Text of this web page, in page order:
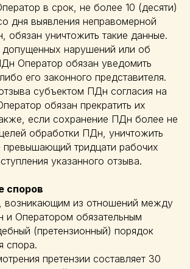
в срок, не более 10 (десяти)
дня выявления неправомерной
обязан уничтожить такие данные.
допущенных нарушений или об
Оператор обязан уведомить
его законного представителя.
субъектом ПДн согласия на
обязан прекратить их
если сохранение ПДн более не
обработки ПДн, уничтожить
тридцати рабочих
указанного отзыва.
споров
возникающим из отношений между
и Оператором обязательным
(претензионный) порядок
спора.
претензии составляет 30